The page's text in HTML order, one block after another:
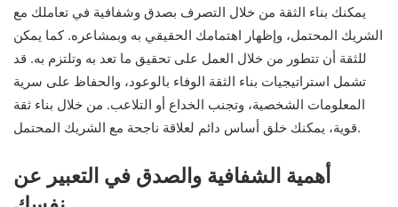
يمكنك بناء الثقة من خلال التصرف بصدق وشفافية في تعاملك مع
الشريك المحتمل، وإظهار اهتمامك الحقيقي به وبمشاعره. كما يمكن
للثقة أن تتطور من خلال العمل على تحقيق ما تعد به وتلتزم به. قد
تشمل استراتيجيات بناء الثقة الوفاء بالوعود، والحفاظ على سرية
المعلومات الشخصية، وتجنب الخداع أو التلاعب. من خلال بناء ثقة
قوية، يمكنك خلق أساس دائم لعلاقة ناجحة مع الشريك المحتمل.
أهمية الشفافية والصدق في التعبير عن